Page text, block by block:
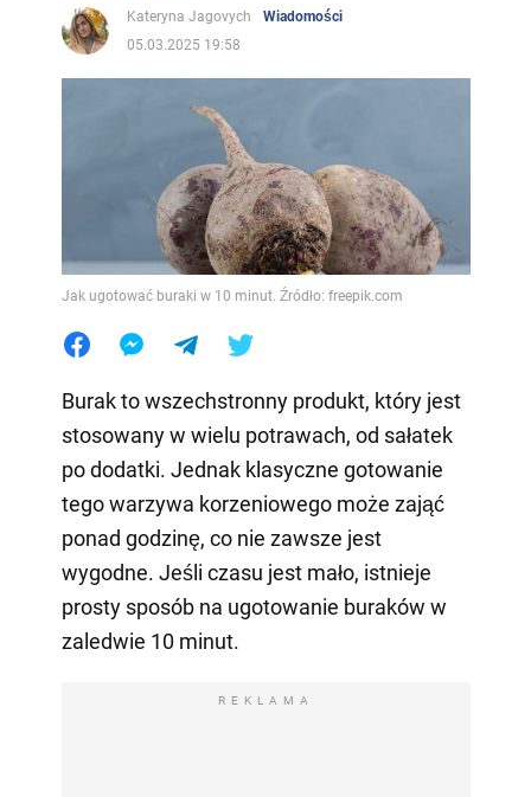
Kateryna Jagovych
Wiadomości
05.03.2025 19:58
Jak ugotować buraki w 10 minut. Źródło: freepik.com
Burak to wszechstronny produkt, który jest
stosowany w wielu potrawach, od sałatek
po dodatki. Jednak klasyczne gotowanie
tego warzywa korzeniowego może zająć
ponad godzinę, co nie zawsze jest
wygodne. Jeśli czasu jest mało, istnieje
prosty sposób na ugotowanie buraków w
zaledwie 10 minut.
REKLAMA